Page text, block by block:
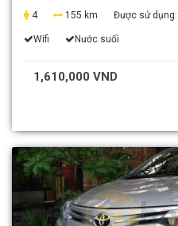
4
155 km Được sử dụng:
Wifi Nước suối
1,610,000 VND